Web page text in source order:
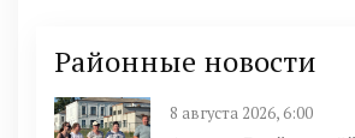
Районные новости
8 августа 2026, 6:00